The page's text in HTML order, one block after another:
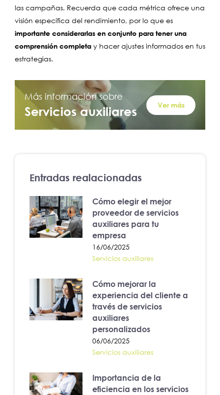
las campañas. Recuerda que cada métrica ofrece una
visión específica del rendimiento, por lo que es
importante considerarlas en conjunto para tener una
comprensión completa y hacer ajustes informados en tus
estrategias.
Más información sobre
Servicios auxiliares Ver más
Entradas realacionadas
Cómo elegir el mejor
proveedor de servicios
auxiliares para tu
empresa
16/06/2025
Servicios auxiliares
Cómo mejorar la
experiencia del cliente a
través de servicios
auxiliares
personalizados
06/06/2025
Servicios auxiliares
Importancia de la
eficiencia en los servicios